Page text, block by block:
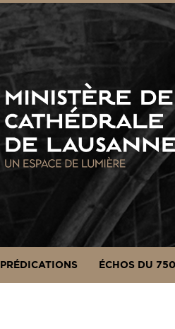
PRÉDICATIONS ÉCHOS DU